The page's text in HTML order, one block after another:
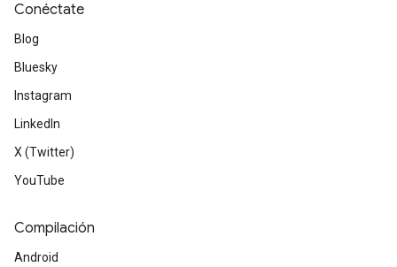
Conéctate
Blog
Bluesky
Instagram
LinkedIn
X (Twitter)
YouTube
Compilación
Android